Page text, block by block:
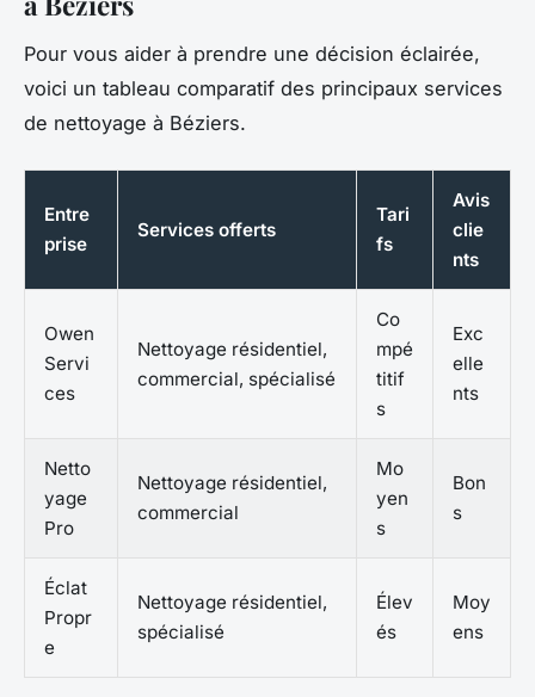
Pour vous aider à prendre une décision éclairée,
voici un tableau comparatif des principaux services
de nettoyage à Béziers.
Entre
prise
Services offerts
Tari
fs
Avis
clie
nts
Owen
Servi
ces
Nettoyage résidentiel,
commercial, spécialisé
Co
mpé
titif
s
Exc
elle
nts
Netto
yage
Pro
Nettoyage résidentiel,
commercial
Mo
yen
s
Bon
s
Éclat
Propr
e
Nettoyage résidentiel,
spécialisé
Élev
és
Moy
ens